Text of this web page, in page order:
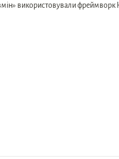
використовували